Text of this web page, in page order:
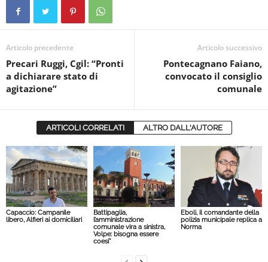
Articolo precedente
Precari Ruggi, Cgil: “Pronti
a dichiarare stato di
agitazione”
Articolo successivo
Pontecagnano Faiano,
convocato il consiglio
comunale
ARTICOLI CORRELATI ALTRO DALL'AUTORE
Capaccio: Campanile
libero, Alfieri ai domiciliari
Battipaglia,
l’amministrazione
comunale vira a sinistra,
Volpe: bisogna essere
coesi”
Eboli, il comandante della
polizia municipale replica a
Norma